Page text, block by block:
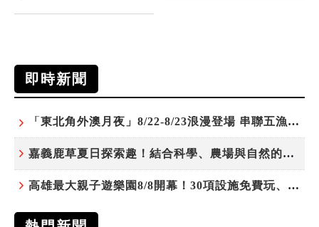
即時新聞
「東北角外澳月夜」8/22-8/23浪漫登場 串聯五漁村、音樂、市集、火舞與慢旅共度夏夜
嘉義鹿草夏日探索趣！結合科學、農場與自然的親子小旅行
高雄最大親子遊樂園8/8開幕！30項設施免費玩、YOYO家族嗨翻暑假